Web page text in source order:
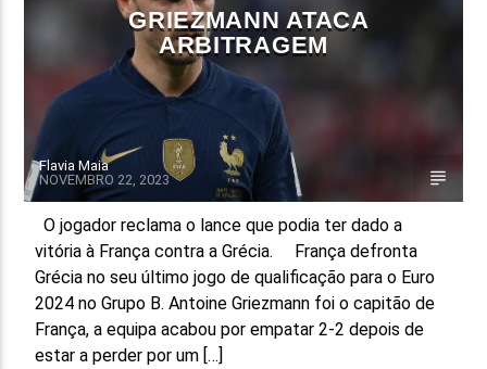
GRIEZMANN ATACA
ARBITRAGEM
Flavia Maia
NOVEMBRO 22, 2023
O jogador reclama o lance que podia ter dado a
vitória à França contra a Grécia. França defronta
Grécia no seu último jogo de qualificação para o Euro
2024 no Grupo B. Antoine Griezmann foi o capitão de
França, a equipa acabou por empatar 2-2 depois de
estar a perder por um […]